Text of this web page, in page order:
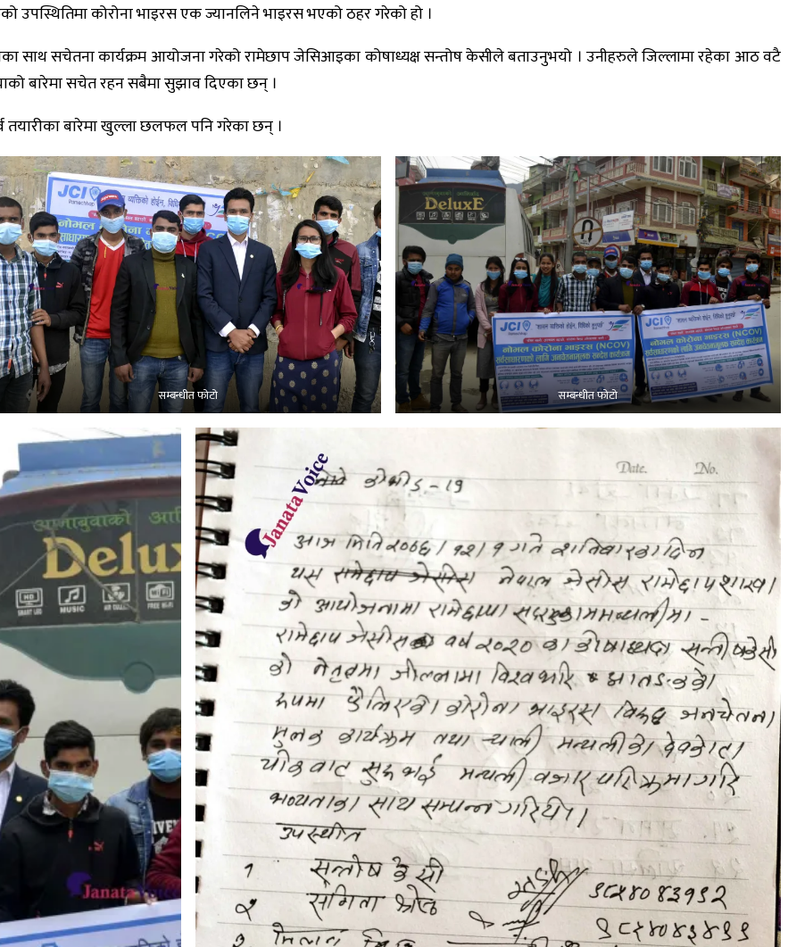
उपस्थितिमा कोरोना भाइरस एक ज्यानलिने भाइरस भएको ठहर गरेको हो ।
साथ सचेतना कार्यक्रम आयोजना गरेको रामेछाप जेसिआइका कोषाध्यक्ष सन्तोष केसीले बताउनुभयो । उनीहरुले जिल्लामा रहेका आठ वटै
बारेमा सचेत रहन सबैमा सुझाव दिएका छन् ।
तयारीका बारेमा खुल्ला छलफल पनि गरेका छन् ।
सम्बन्धीत फोटो सम्बन्धीत फोटो